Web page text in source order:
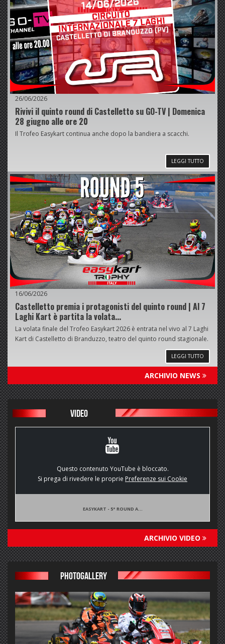
26/06/2026
Rivivi il quinto round di Castelletto su GO-TV | Domenica
28 giugno alle ore 20
Il Trofeo Easykart continua anche dopo la bandiera a scacchi.
LEGGI TUTTO
16/06/2026
Castelletto premia i protagonisti del quinto round | Al 7
Laghi Kart è partita la volata...
La volata finale del Trofeo Easykart 2026 è entrata nel vivo al 7 Laghi
Kart di Castelletto di Branduzzo, teatro del quinto round stagionale.
LEGGI TUTTO
ARCHIVIO NEWS
VIDEO
Questo contenuto YouTube è bloccato.
Si prega di rivedere le proprie Preferenze sui Cookie
EASYKART - 5° ROUND A...
ARCHIVIO VIDEO
PHOTOGALLERY